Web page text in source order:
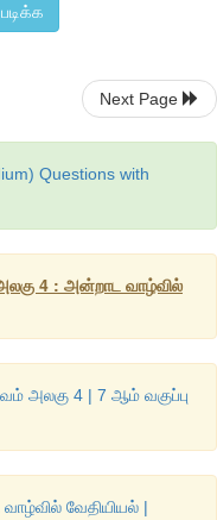
நெடுங் காலத்திற்கு
வீரியம் கொண்ட
இன்று
வைரஸ்களுக்கு
Next Page
Questions with
4 : அன்றாட வாழ்வில்
அலகு 4 | 7 ஆம் வகுப்பு
வேதியியல் |